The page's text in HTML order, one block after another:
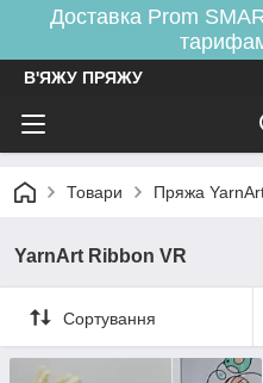
Доставка Prom
В'ЯЖУ ПРЯЖУ
Товари Пряжа
YarnArt Ribbon VR
Сортування